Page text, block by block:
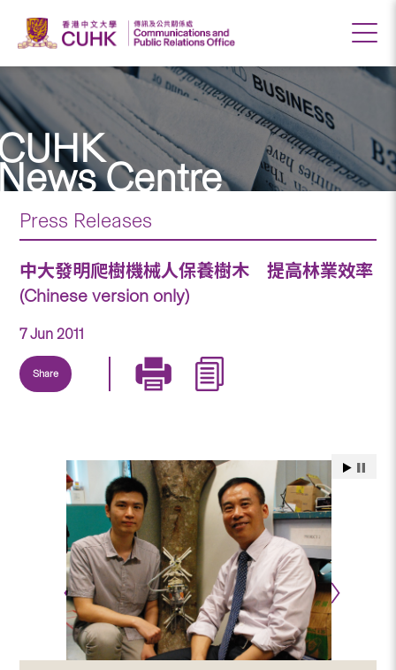
Centre
Press Releases
中大發明爬樹機械人保養樹木 提高林業效率
(Chinese version only)
7 Jun 2011
Share